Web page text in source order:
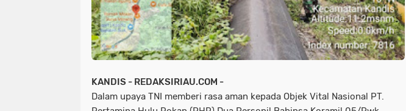
KANDIS - REDAKSIRIAU.COM -
Dalam upaya TNI memberi rasa aman kepada Objek Vital Nasional PT.